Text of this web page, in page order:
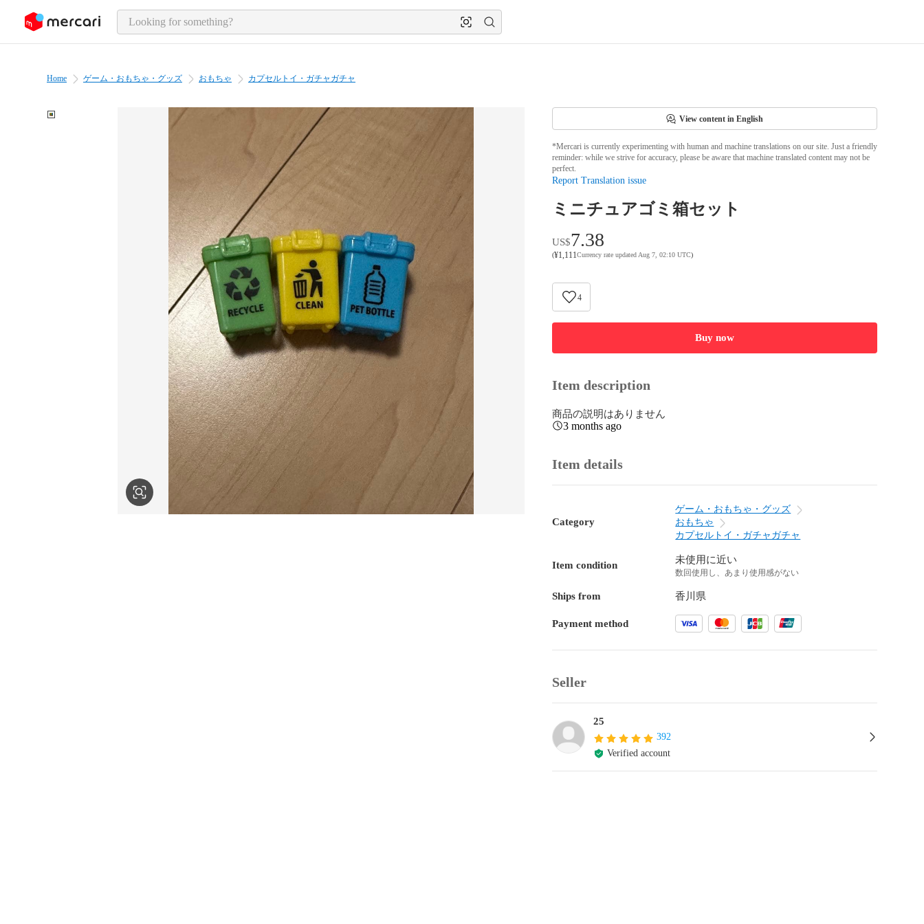
page content
Home ゲーム・おもちゃ・グッズ おもちゃ カプセルトイ・ガチャガチャ
View content in English
*Mercari is currently experimenting with human and machine translations on our site. Just a friendly
reminder: while we strive for accuracy, please be aware that machine translated content may not be
perfect.
Report Translation issue
ミニチュアゴミ箱セット
US$7.38
(¥1,111Currency rate updated Aug 7, 02:10 UTC)
4
Buy now
Item description
商品の説明はありません
3 months ago
Item details
Category
ゲーム・おもちゃ・グッズ
おもちゃ
カプセルトイ・ガチャガチャ
Item condition 未使用に近い
数回使用し、あまり使用感がない
Ships from 香川県
Payment method
Seller
25
392
Verified account